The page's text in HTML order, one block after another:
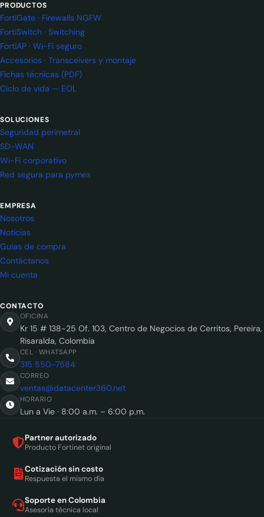
PRODUCTOS
FortiGate · Firewalls NGFW
FortiSwitch · Switching
FortiAP · Wi-Fi seguro
Accesorios · Transceivers y montaje
Fichas técnicas (PDF)
Ciclo de vida — EOL
SOLUCIONES
Seguridad perimetral
SD-WAN
Wi-Fi corporativo
Red segura para pymes
EMPRESA
Nosotros
Noticias
Guías de compra
Contáctanos
Mi cuenta
CONTACTO
OFICINA
Kr 15 # 138-25 Of. 103, Centro de Negocios de Cerritos, Pereira,
Risaralda, Colombia
CEL · WHATSAPP
315 550-7584
CORREO
ventas@datacenter360.net
HORARIO
Lun a Vie · 8:00 a.m. – 6:00 p.m.
Partner autorizado
Producto Fortinet original
Cotización sin costo
Respuesta el mismo día
Soporte en Colombia
Asesoría técnica local